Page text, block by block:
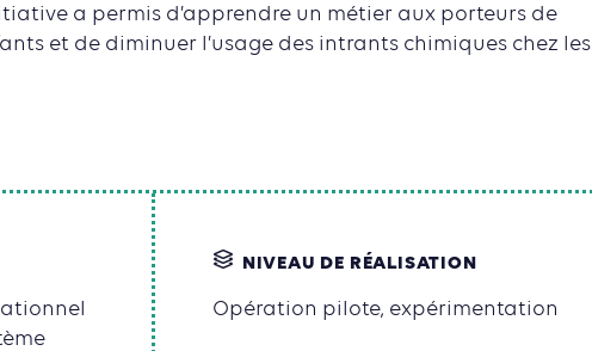
a permis d’apprendre un métier aux porteurs de
et de diminuer l’usage des intrants chimiques chez les
NIVEAU DE RÉALISATION
Opération pilote, expérimentation